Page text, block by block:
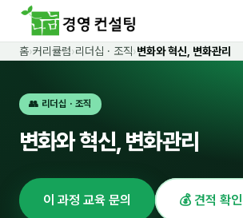
홈
커리큘럼
🛡️ 법정 의무교육 4종
📈 마케팅 · 영업
홈›커리큘럼›리더십 · 조직›변화와 혁신, 변화관리
👥 리더십 · 조직
변화와 혁신, 변화관리
이 과정 교육 문의 💰 견적 확인